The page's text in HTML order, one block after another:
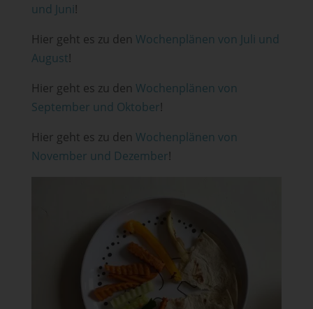
und Juni !
Hier geht es zu den Wochenplänen von Juli und
August!
Hier geht es zu den Wochenplänen von
September und Oktober!
Hier geht es zu den Wochenplänen von
November und Dezember!